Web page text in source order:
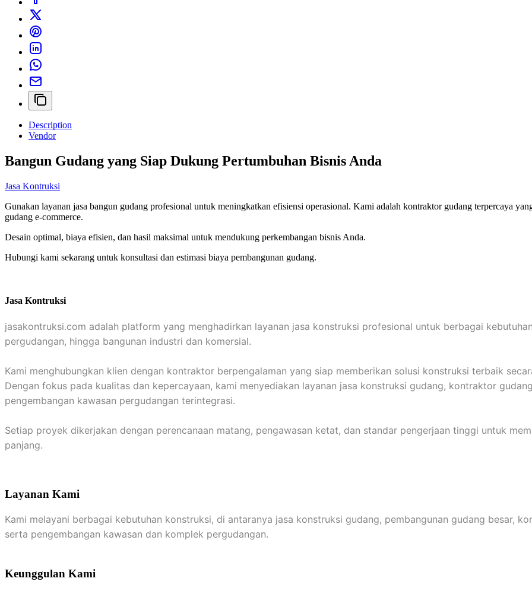
Description
Vendor
Bangun Gudang yang Siap Dukung Pertumbuhan Bisnis Anda
Jasa Kontruksi
Gunakan layanan jasa bangun gudang profesional untuk meningkatkan efisiensi operasional. Kami adalah kontraktor gudang terpercaya
gudang e-commerce.
Desain optimal, biaya efisien, dan hasil maksimal untuk mendukung perkembangan bisnis Anda.
Hubungi kami sekarang untuk konsultasi dan estimasi biaya pembangunan gudang.
Jasa Kontruksi
jasakontruksi.com adalah platform yang menghadirkan layanan jasa konstruksi profesional untuk berbagai
pergudangan, hingga bangunan industri dan komersial.
Kami menghubungkan klien dengan kontraktor berpengalaman yang siap memberikan solusi konstruksi terbaik
Dengan fokus pada kualitas dan kepercayaan, kami menyediakan layanan jasa konstruksi gudang, kontraktor
pengembangan kawasan pergudangan terintegrasi.
Setiap proyek dikerjakan dengan perencanaan matang, pengawasan ketat, dan standar pengerjaan tinggi untuk
panjang.
Layanan Kami
Kami melayani berbagai kebutuhan konstruksi, di antaranya jasa konstruksi gudang, pembangunan gudang besar,
serta pengembangan kawasan dan komplek pergudangan.
Keunggulan Kami